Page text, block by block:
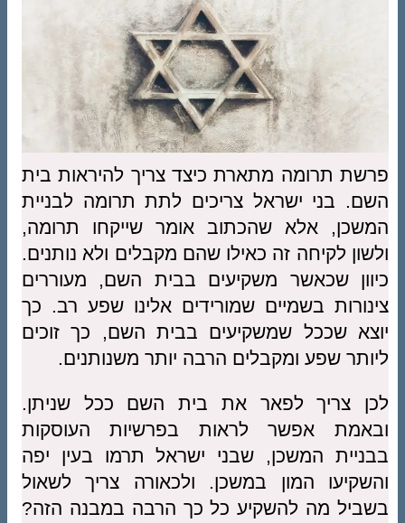
פרשת תרומה מתארת כיצד צריך להיראות בית
השם. בני ישראל צריכים לתת תרומה לבניית
המשכן, אלא שהכתוב אומר שייקחו תרומה,
ולשון לקיחה זה כאילו שהם מקבלים ולא נותנים.
כיוון שכאשר משקיעים בבית השם, מעוררים
צינורות בשמיים שמורידים אלינו שפע רב. כך
יוצא שככל שמשקיעים בבית השם, כך זוכים
ליותר שפע ומקבלים הרבה יותר משנותנים.
לכן צריך לפאר את בית השם ככל שניתן.
ובאמת אפשר לראות בפרשיות העוסקות
בבניית המשכן, שבני ישראל תרמו בעין יפה
והשקיעו המון במשכן. ולכאורה צריך לשאול
בשביל מה להשקיע כל כך הרבה במבנה הזה?